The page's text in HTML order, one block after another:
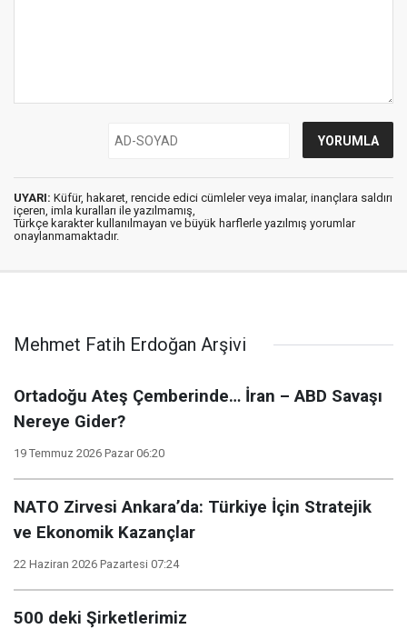
UYARI: Küfür, hakaret, rencide edici cümleler veya imalar, inançlara saldırı
içeren, imla kuralları ile yazılmamış,
Türkçe karakter kullanılmayan ve büyük harflerle yazılmış yorumlar
onaylanmamaktadır.
Mehmet Fatih Erdoğan Arşivi
Ortadoğu Ateş Çemberinde… İran – ABD Savaşı
Nereye Gider?
19 Temmuz 2026 Pazar 06:20
NATO Zirvesi Ankara’da: Türkiye İçin Stratejik
ve Ekonomik Kazançlar
22 Haziran 2026 Pazartesi 07:24
500 deki Şirketlerimiz